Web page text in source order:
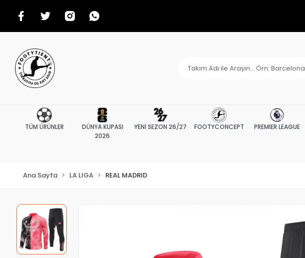
TÜM ÜRÜNLER
DÜNYA KUPASI
2026
YENİ SEZON 26/27 FOOTYCONCEPT PREMIER LEAGUE
Ana Sayfa LA LIGA REAL MADRID